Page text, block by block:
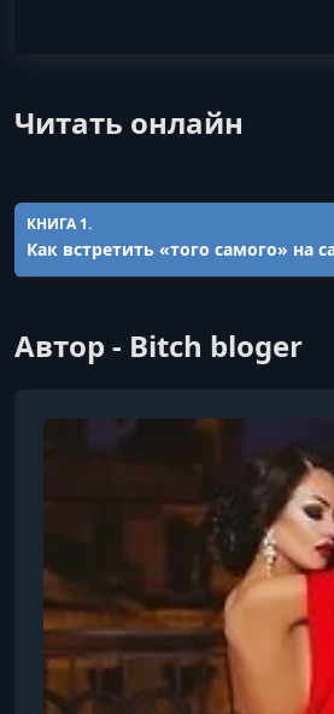
Читать онлайн
КНИГА 1.
Как встретить «того самого» на
Автор - Bitch bloger